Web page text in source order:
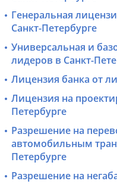
Генеральная
Санкт-Петербурге
Универсальная и
лидеров в Санкт-
Лицензия банка от
Лицензия на
Петербурге
Разрешение на
автомобильным
Петербурге
Разрешение на